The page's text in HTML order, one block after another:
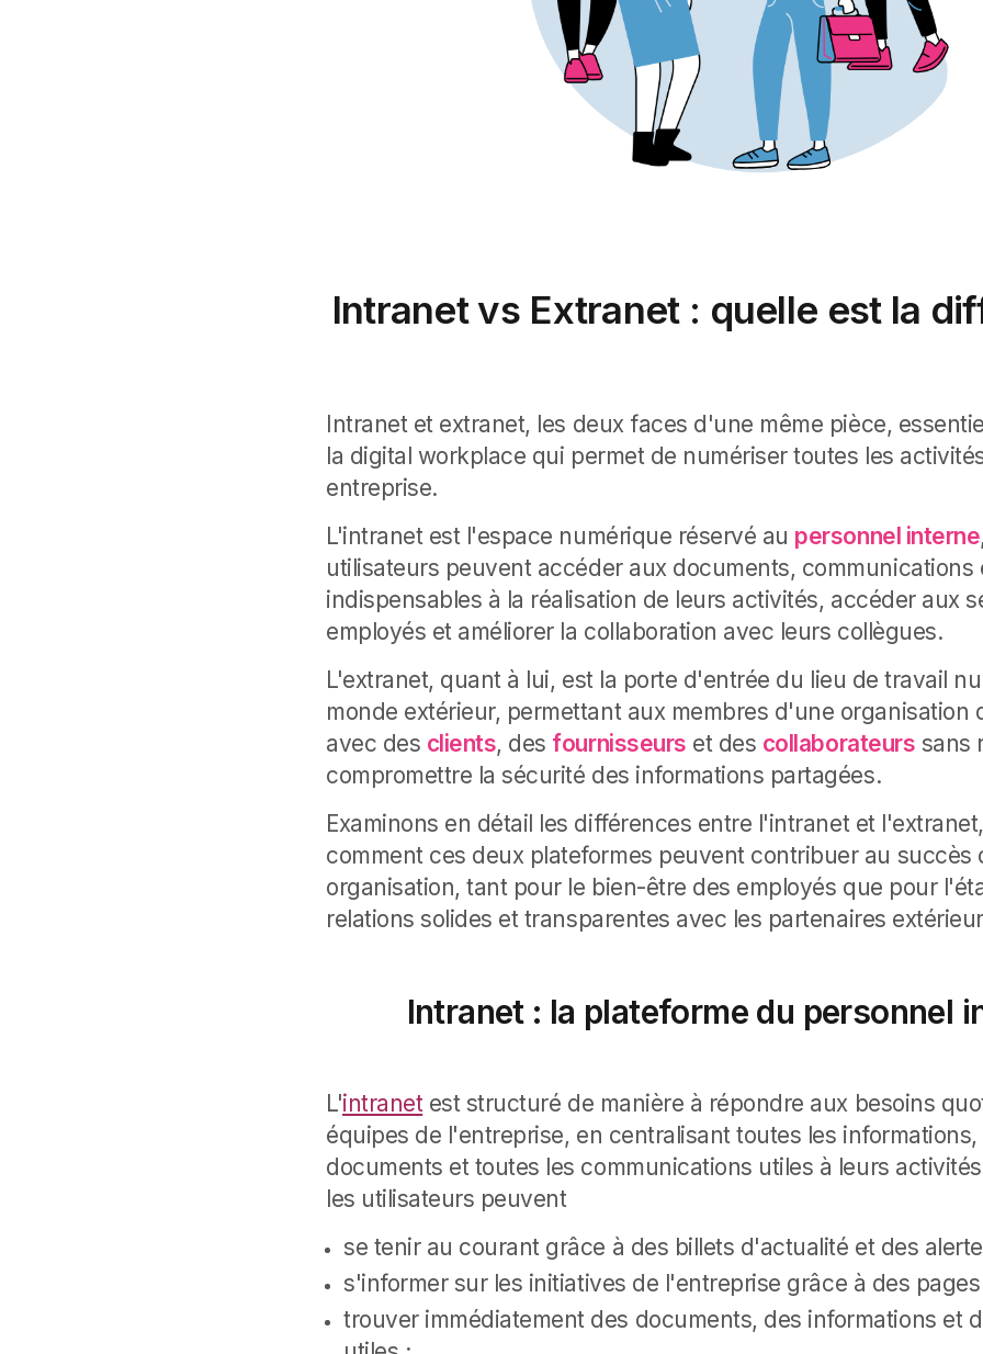
Intranet vs Extranet : quelle est la
Intranet et extranet, les deux faces d'une même pièce,
la digital workplace qui permet de numériser toutes les
entreprise.
L'intranet est l'espace numérique réservé au personnel interne
utilisateurs peuvent accéder aux documents, communications
indispensables à la réalisation de leurs activités, accéder aux
employés et améliorer la collaboration avec leurs collègues.
L'extranet, quant à lui, est la porte d'entrée du lieu de travail
monde extérieur, permettant aux membres d'une organisation
avec des clients, des fournisseurs et des collaborateurs sans
compromettre la sécurité des informations partagées.
Examinons en détail les différences entre l'intranet et
comment ces deux plateformes peuvent contribuer au succès
organisation, tant pour le bien-être des employés que pour
relations solides et transparentes avec les partenaires
Intranet : la plateforme du personnel
L'intranet est structuré de manière à répondre aux besoins
équipes de l'entreprise, en centralisant toutes les informations,
documents et toutes les communications utiles à leurs
les utilisateurs peuvent
se tenir au courant grâce à des billets d'actualité et des
s'informer sur les initiatives de l'entreprise grâce à des
trouver immédiatement des documents, des informations et